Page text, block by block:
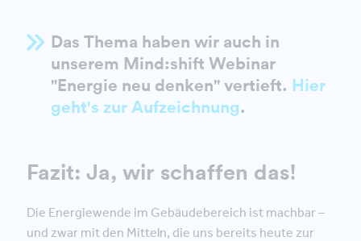
Das Thema haben wir auch in
unserem Mind:shift Webinar
"Energie neu denken" vertieft. Hier
geht's zur Aufzeichnung.
Fazit: Ja, wir schaffen das!
Die Energiewende im Gebäudebereich ist machbar –
und zwar mit den Mitteln, die uns bereits heute zur